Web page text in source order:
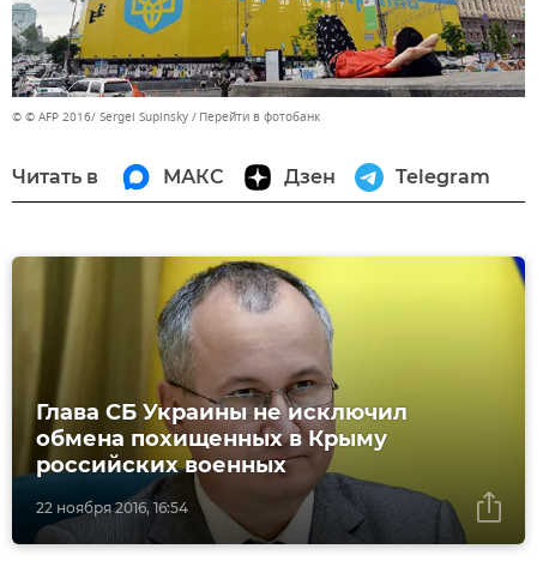
© © AFP 2016/ Sergei Supinsky Перейти в фотобанк
Читать в МАКС Дзен Telegram
22 ноября 2016, 16:54
Глава СБ Украины не исключил
обмена похищенных в Крыму
российских военных